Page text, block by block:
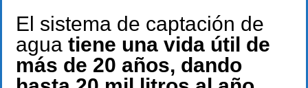
El sistema de captación de
agua tiene una vida útil de
más de 20 años, dando